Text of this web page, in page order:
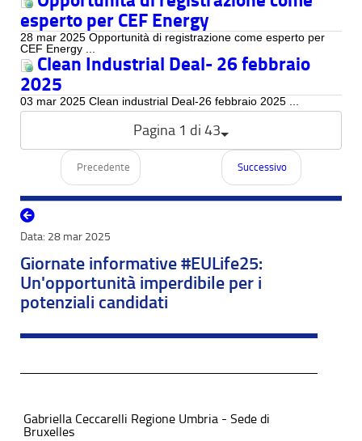
esperto per CEF Energy
28 mar 2025 Opportunità di registrazione come esperto per
CEF Energy ...
Clean Industrial Deal- 26 febbraio
2025
03 mar 2025 Clean industrial Deal-26 febbraio 2025 ...
Pagina 1 di 43
Precedente Successivo
28 mar 2025
Giornate informative #EULife25:
Un'opportunità imperdibile per i
potenziali candidati
Gabriella Ceccarelli Regione Umbria - Sede di
Bruxelles